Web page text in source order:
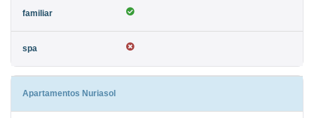
Apartamentos Nuriasol